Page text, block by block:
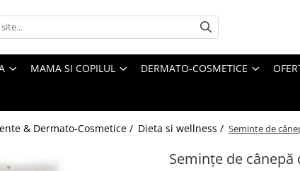
MAMA SI COPILUL DERMATO-COSMETICE
& Dermato-Cosmetice / Dieta si wellness / Semințe de
Semințe de